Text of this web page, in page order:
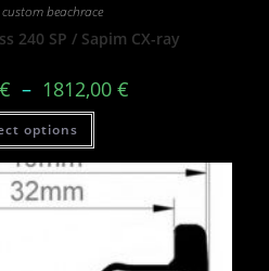
beachrace
240 SP / Sapim CX-ray
€ – 1812,00 €
options